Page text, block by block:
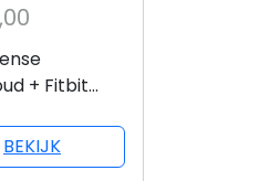
+ Fitbit
BEKIJK